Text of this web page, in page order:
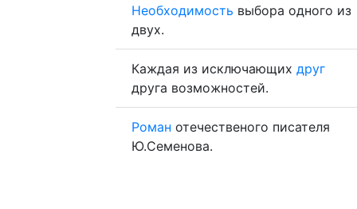
Необходимость выбора одного из
двух.
Каждая из исключающих друг
друга возможностей.
Роман отечественого писателя
Ю.Семенова.